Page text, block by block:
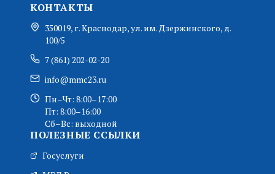
КОНТАКТЫ
350019, г. Краснодар, ул. им. Дзержинского, д.
100/5
7 (861) 202-02-20
info@mmc23.ru
Пн–Чт: 8:00–17:00
Пт: 8:00–16:00
Сб–Вс: выходной
ПОЛЕЗНЫЕ ССЫЛКИ
Госуслуги